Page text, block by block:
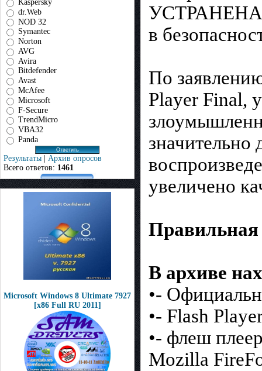
Kaspersky
dr.Web
NOD 32
Symantec
Norton
AVG
Avira
Bitdefender
Avast
McAfee
Microsoft
F-Secure
TrendMicro
VBA32
Panda
Результаты | Архив опросов
Всего ответов: 1461
Microsoft Windows 8 Ultimate 7927
[x86 Full RU 2011]
УСТРАНЕНА
в
По
Player Final,
увеличено
Правильная
В архиве
•-
•- Flash
•- флеш
Mozilla